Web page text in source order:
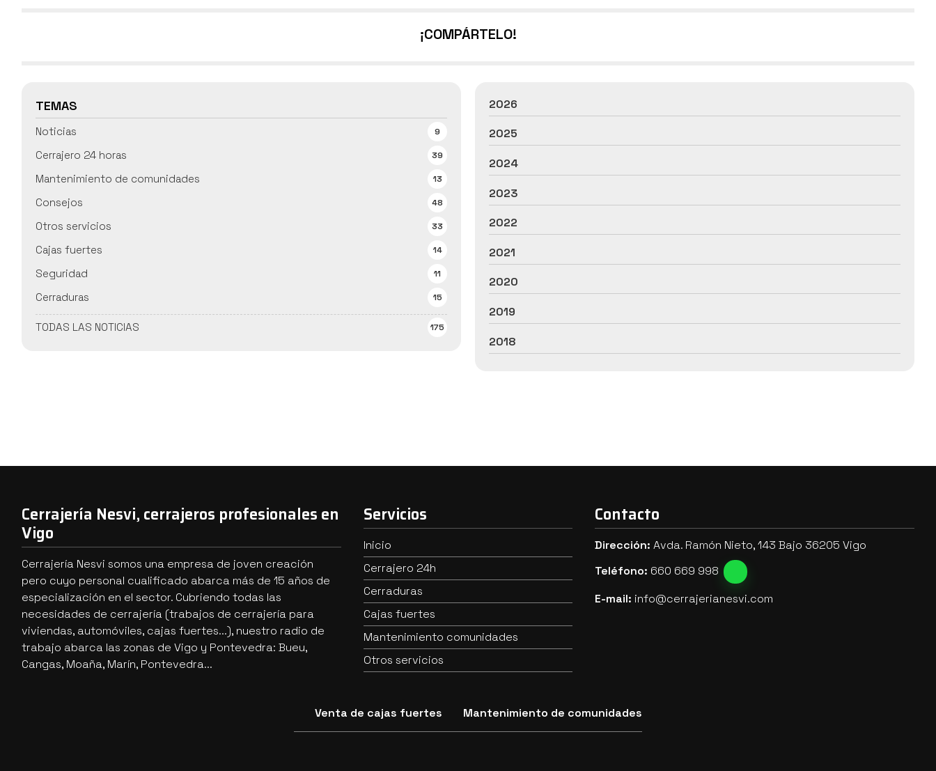
TEMAS
TODAS LAS NOTICIAS 175
Noticias 9
Cerrajero 24 horas 39
Mantenimiento de comunidades 13
Consejos 48
Otros servicios 33
Cajas fuertes 14
Seguridad 11
Cerraduras 15
¡COMPÁRTELO!
2026
2025
2024
2023
2022
2021
2020
2019
2018
Cerrajería Nesvi, cerrajeros profesionales en
Vigo
Cerrajería Nesvi somos una empresa de joven creación
pero cuyo personal cualificado abarca más de 15 años de
especialización en el sector. Cubriendo todas las
necesidades de cerrajería (trabajos de cerrajería para
viviendas, automóviles, cajas fuertes...), nuestro radio de
trabajo abarca las zonas de Vigo y Pontevedra: Bueu,
Cangas, Moaña, Marín, Pontevedra...
Servicios
Inicio
Cerrajero 24h
Cerraduras
Cajas fuertes
Mantenimiento comunidades
Otros servicios
Contacto
Dirección: Avda. Ramón Nieto, 143 Bajo 36205 Vigo
Teléfono: 660 669 998
E-mail: info@cerrajerianesvi.com
Venta de cajas fuertes Mantenimiento de comunidades